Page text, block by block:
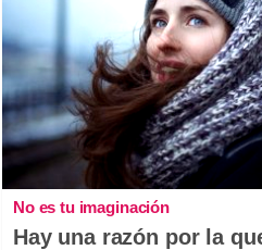
No es tu imaginación
Hay una razón por la